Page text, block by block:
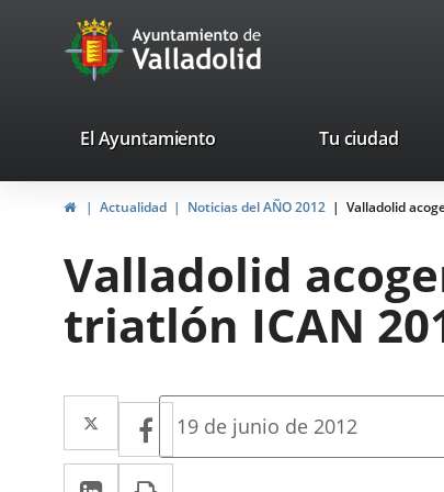
Portal
Web
Ayuntamiento
de
valladolid.es
El Ayuntamiento Tu ciudad
HomeActualidad Noticias del AÑO 2012 Valladolid
Valladolid
triatlón ICAN
Twitter
Enlace
a
Facebook
Enlace
a
Linkedin
Enlace
Fecha
la
19 de junio de 2012